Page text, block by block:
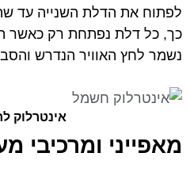
לפתוח את הדלת השנייה עד
כך, כל דלת נפתחת רק כאשר
נשמר לחץ האוויר הנדרש
אינטרלוק
מאפייני ומרכיבי